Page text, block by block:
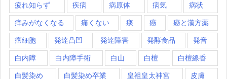
疲れ知らず 疾病 病原体 病気 病状
痒みがなくなる 痛くない 痰 癌 癌と漢方薬
癌細胞 発達凸凹 発達障害 発酵食品 発音
白内障 白内障手術 白山 白檀 白檀線香
白髪染め 白髪染め卒業 皇祖皇太神宮 皮膚